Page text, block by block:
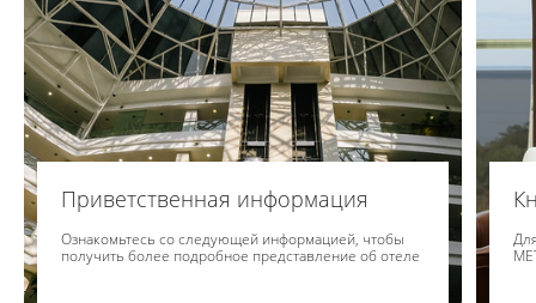
Приветственная информация
Ознакомьтесь со следующей информацией, чтобы
получить более подробное представление об отеле